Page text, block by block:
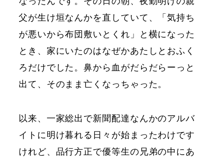
父が生け垣なんかを直していて、「気持ち
が悪いから布団敷いとくれ」と横になった
とき、家にいたのはなぜかあたしとおふく
ろだけでした。鼻から血がだらだらーっと
出て、そのまま亡くなっちゃった。
以来、一家総出で新聞配達なんかのアルバ
イトに明け暮れる日々が始まったわけです
けれど、品行方正で優等生の兄弟の中にあ